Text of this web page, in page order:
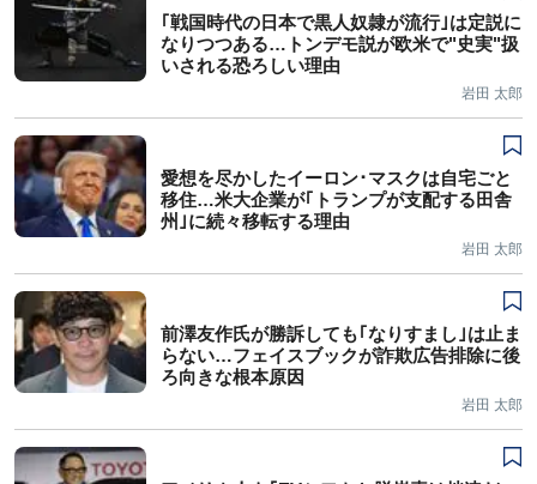
｢戦国時代の日本で黒人奴隷が流行｣は定説に
なりつつある…トンデモ説が欧米で"史実"扱
いされる恐ろしい理由
岩田 太郎
愛想を尽かしたイーロン･マスクは自宅ごと
移住…米大企業が｢トランプが支配する田舎
州｣に続々移転する理由
岩田 太郎
前澤友作氏が勝訴しても｢なりすまし｣は止ま
らない…フェイスブックが詐欺広告排除に後
ろ向きな根本原因
岩田 太郎